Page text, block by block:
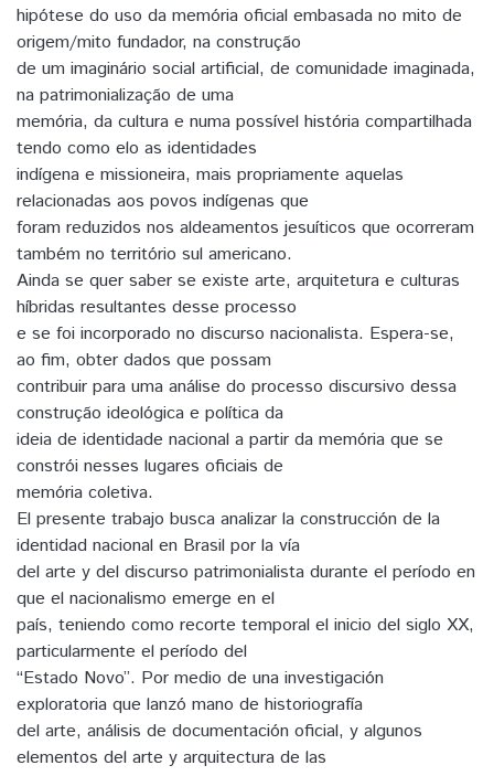
hipótese do uso da memória oficial embasada no mito de
origem/mito fundador, na construção
de um imaginário social artificial, de comunidade imaginada,
na patrimonialização de uma
memória, da cultura e numa possível história compartilhada
tendo como elo as identidades
indígena e missioneira, mais propriamente aquelas
relacionadas aos povos indígenas que
foram reduzidos nos aldeamentos jesuíticos que ocorreram
também no território sul americano.
Ainda se quer saber se existe arte, arquitetura e culturas
híbridas resultantes desse processo
e se foi incorporado no discurso nacionalista. Espera-se,
ao fim, obter dados que possam
contribuir para uma análise do processo discursivo dessa
construção ideológica e política da
ideia de identidade nacional a partir da memória que se
constrói nesses lugares oficiais de
memória coletiva.
El presente trabajo busca analizar la construcción de la
identidad nacional en Brasil por la vía
del arte y del discurso patrimonialista durante el período en
que el nacionalismo emerge en el
país, teniendo como recorte temporal el inicio del siglo XX,
particularmente el período del
“Estado Novo”. Por medio de una investigación
exploratoria que lanzó mano de historiografía
del arte, análisis de documentación oficial, y algunos
elementos del arte y arquitectura de las